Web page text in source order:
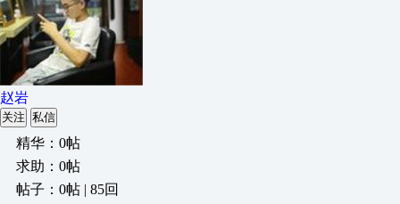
赵岩
关注 私信
精华：0帖
求助：0帖
帖子：0帖 | 85回